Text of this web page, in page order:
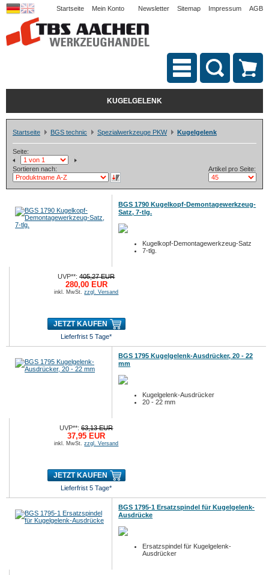
Startseite Mein Konto Newsletter Sitemap Impressum AGB
KUGELGELENK
Startseite BGS technic Spezialwerkzeuge PKW Kugelgelenk
Seite:
Sortieren nach: Artikel pro Seite:
BGS 1790 Kugelkopf-Demontagewerkzeug-
Satz, 7-tlg.
Kugelkopf-Demontagewerkzeug-Satz
7-tlg.
UVP**:405,27 EUR
280,00 EUR
inkl. MwSt.zzgl. Versand
JETZT KAUFEN
Lieferfrist 5 Tage*
BGS 1795 Kugelgelenk-Ausdrücker, 20 - 22
mm
Kugelgelenk-Ausdrücker
20 - 22 mm
UVP**:63,13 EUR
37,95 EUR
inkl. MwSt.zzgl. Versand
JETZT KAUFEN
Lieferfrist 5 Tage*
BGS 1795-1 Ersatzspindel für Kugelgelenk-
Ausdrücke
Ersatzspindel für Kugelgelenk-
Ausdrücker